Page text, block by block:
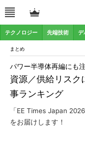
テクノロジー 先端技術 デ
まとめ
資源／供給リス
事ランキング
パワー半導体再編にも
「EE Times Japan
をお届けします！